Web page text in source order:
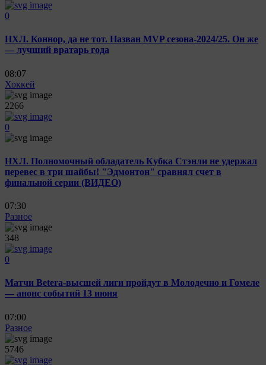
0
НХЛ. Коннор, да не тот. Назван MVP сезона-2024/25. Он же
— лучший вратарь года
08:07
Хоккей
2266
0
НХЛ. Полномочный обладатель Кубка Стэнли не удержал
перевес в три шайбы! "Эдмонтон" сравнял счет в
финальной серии (ВИДЕО)
07:30
Разное
348
0
Матчи Betera-высшей лиги пройдут в Молодечно и Гомеле
— анонс событий 13 июня
07:00
Разное
5746